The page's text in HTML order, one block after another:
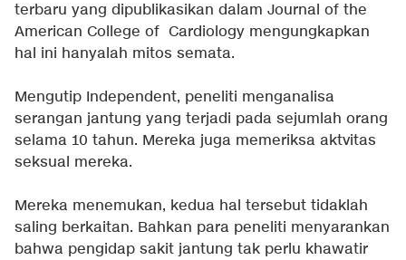
terbaru yang dipublikasikan dalam Journal of the
American College of Cardiology mengungkapkan
hal ini hanyalah mitos semata.
Mengutip Independent, peneliti menganalisa
serangan jantung yang terjadi pada sejumlah orang
selama 10 tahun. Mereka juga memeriksa aktvitas
seksual mereka.
Mereka menemukan, kedua hal tersebut tidaklah
saling berkaitan. Bahkan para peneliti menyarankan
bahwa pengidap sakit jantung tak perlu khawatir